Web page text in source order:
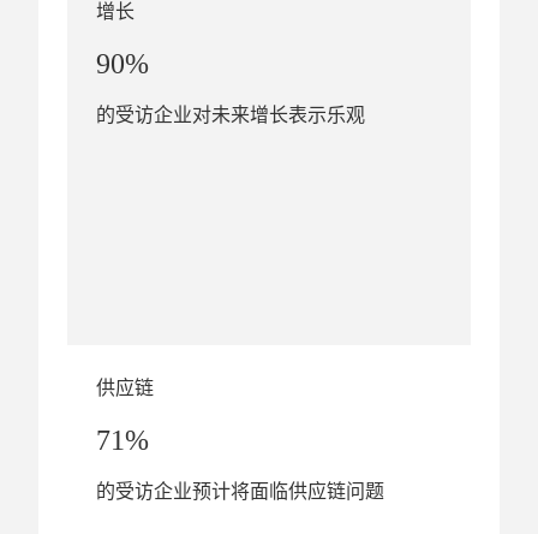
增长
90%
的受访企业对未来增长表示乐观
供应链
71%
的受访企业预计将面临供应链问题